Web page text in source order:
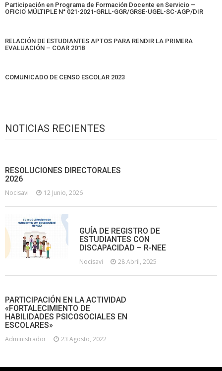
Participación en Programa de Formación Docente en Servicio –
OFICIO MÚLTIPLE N° 021-2021-GRLL-GGR/GRSE-UGEL-SC-AGP/DIR
RELACIÓN DE ESTUDIANTES APTOS PARA RENDIR LA PRIMERA
EVALUACIÓN – COAR 2018
COMUNICADO DE CENSO ESCOLAR 2023
NOTICIAS RECIENTES
RESOLUCIONES DIRECTORALES
2026
Nocisavi 12 Junio, 2026
GUÍA DE REGISTRO DE
ESTUDIANTES CON
DISCAPACIDAD – R-NEE
Nocisavi 28 Abril, 2025
PARTICIPACIÓN EN LA ACTIVIDAD
«FORTALECIMIENTO DE
HABILIDADES PSICOSOCIALES EN
ESCOLARES»
Administrador 23 Agosto, 2022